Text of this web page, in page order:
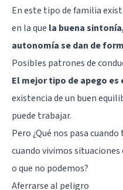
En este tipo de familia
en la que la buena
autonomía se dan de
Posibles patrones de
El mejor tipo de apego es
existencia de un buen
puede trabajar.
Pero ¿Qué nos pasa
cuando vivimos
o que no podemos?
Aferrarse al peligro